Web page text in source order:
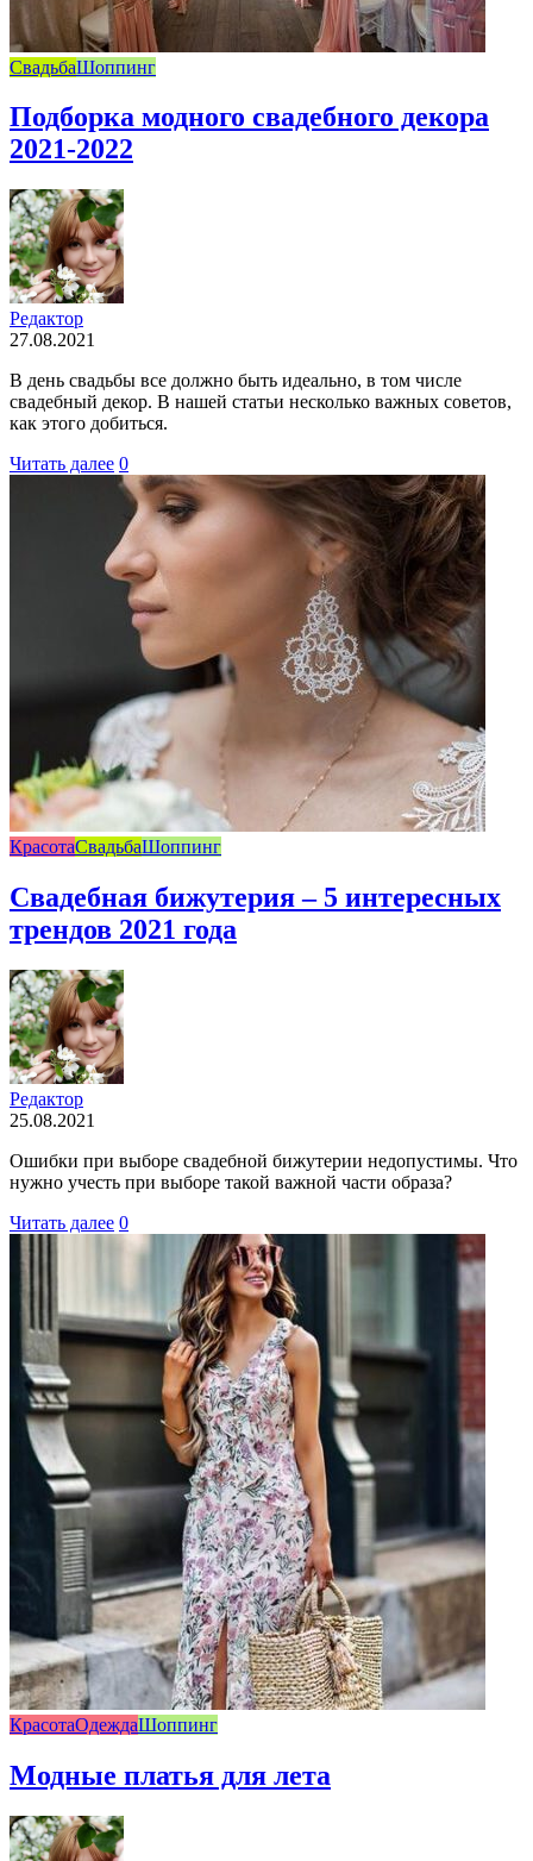
СвадьбаШоппинг
Подборка модного свадебного декора
2021-2022
Редактор
27.08.2021
В день свадьбы все должно быть идеально, в том числе
свадебный декор. В нашей статьи несколько важных советов,
как этого добиться.
Читать далее 0
КрасотаСвадьбаШоппинг
Свадебная бижутерия – 5 интересных
трендов 2021 года
Редактор
25.08.2021
Ошибки при выборе свадебной бижутерии недопустимы. Что
нужно учесть при выборе такой важной части образа?
Читать далее 0
КрасотаОдеждаШоппинг
Модные платья для лета